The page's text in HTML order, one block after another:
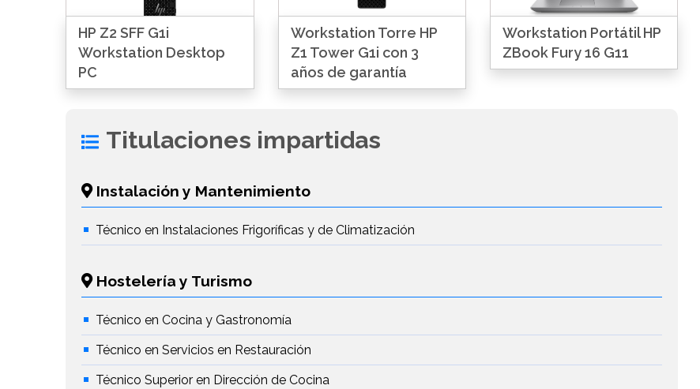
HP Z2 SFF G1i
Workstation Desktop
PC
Workstation Torre HP
Z1 Tower G1i con 3
años de garantía
Workstation Portátil HP
ZBook Fury 16 G11
Titulaciones impartidas
Instalación y Mantenimiento
Técnico en Instalaciones Frigoríficas y de Climatización
Hostelería y Turismo
Técnico en Cocina y Gastronomía
Técnico en Servicios en Restauración
Técnico Superior en Dirección de Cocina